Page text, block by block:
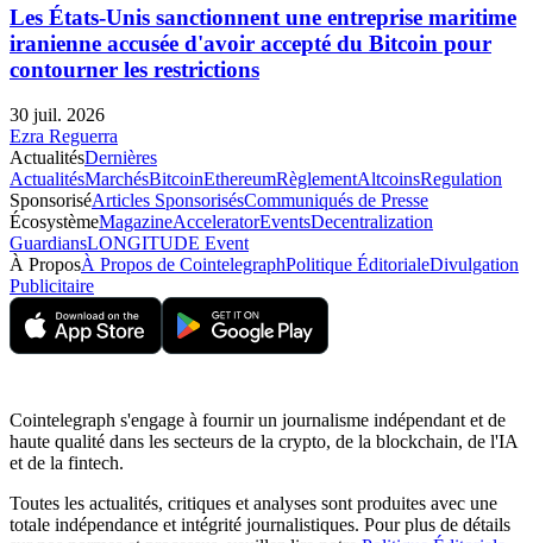
Les États-Unis sanctionnent une entreprise maritime
iranienne accusée d'avoir accepté du Bitcoin pour
contourner les restrictions
30 juil. 2026
Ezra Reguerra
ActualitésDernières
ActualitésMarchésBitcoinEthereumRèglementAltcoinsRegulation
SponsoriséArticles SponsorisésCommuniqués de Presse
ÉcosystèmeMagazineAcceleratorEventsDecentralization
GuardiansLONGITUDE Event
À ProposÀ Propos de CointelegraphPolitique ÉditorialeDivulgation
Publicitaire
Cointelegraph s'engage à fournir un journalisme indépendant et de
haute qualité dans les secteurs de la crypto, de la blockchain, de l'IA
et de la fintech.
Toutes les actualités, critiques et analyses sont produites avec une
totale indépendance et intégrité journalistiques. Pour plus de détails